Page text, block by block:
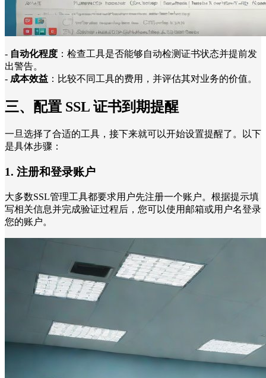
- 自动化程度 ：检查工具是否能够自动检测证书状态并提前发
出警告。
- 成本效益 ：比较不同工具的费用，并评估其对业务的价值。
三、配置 SSL 证书到期提醒
一旦选择了合适的工具，接下来就可以开始设置提醒了。以下
是具体步骤：
1. 注册和登录账户
大多数SSL管理工具都要求用户先注册一个账户。根据提示填
写相关信息并完成验证过程后，您可以使用邮箱或用户名登录
您的账户。